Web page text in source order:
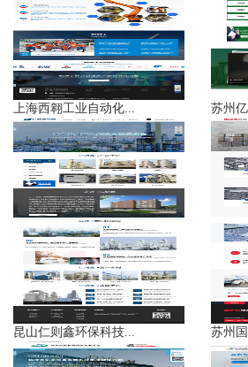
上海西翱工业自动化... 苏州
昆山仁则鑫环保科技... 苏州